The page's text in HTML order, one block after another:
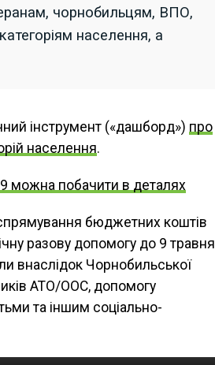
чорнобильцям, ВПО,
населення, а
інструмент («дашборд») про
населення.
можна побачити в деталях
бюджетних коштів
разову допомогу до 9 травня
внаслідок Чорнобильської
АТО/ООС, допомогу
та іншим соціально-